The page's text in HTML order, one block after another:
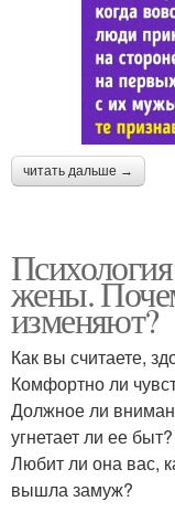
читать дальше →
жены.
изменяют?
Как вы считаете,
Комфортно ли
Должное ли
угнетает ли ее
Любит ли она вас,
вышла замуж?